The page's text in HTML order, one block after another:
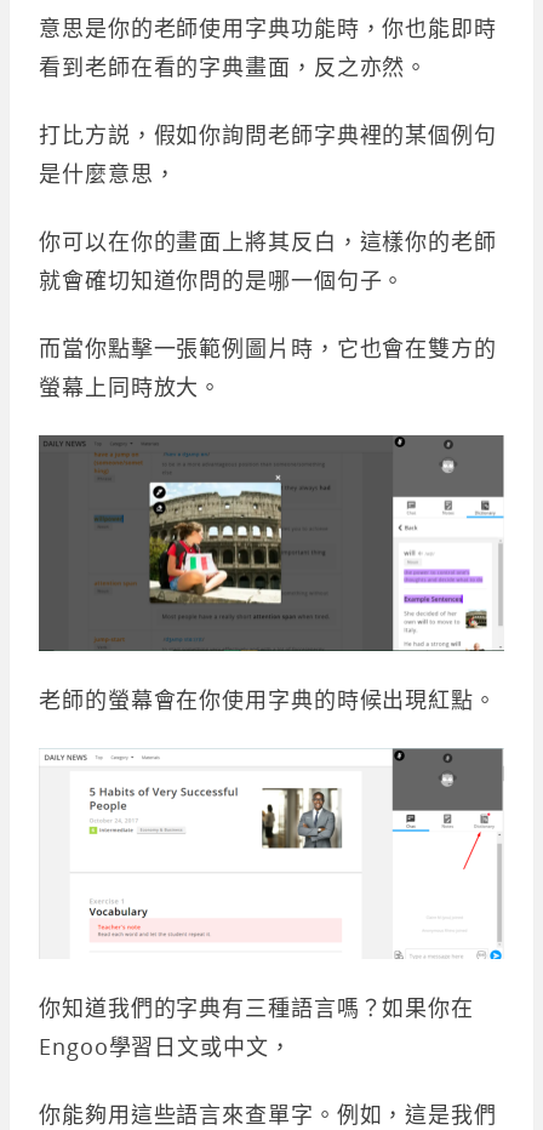
意思是你的老師使用字典功能時，你也能即時
看到老師在看的字典畫面，反之亦然。
打比方説，假如你詢問老師字典裡的某個例句
是什麼意思，
你可以在你的畫面上將其反白，這樣你的老師
就會確切知道你問的是哪一個句子。
而當你點擊一張範例圖片時，它也會在雙方的
螢幕上同時放大。
老師的螢幕會在你使用字典的時候出現紅點。
你知道我們的字典有三種語言嗎？如果你在
Engoo學習日文或中文，
你能夠用這些語言來查單字。例如，這是我們